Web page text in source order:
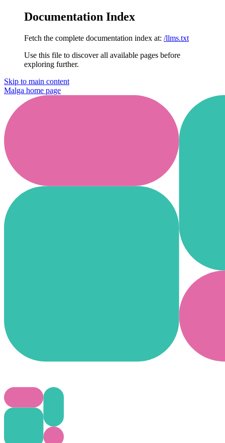
Documentation Index
Fetch the complete documentation index at: /llms.txt
Use this file to discover all available pages before
exploring further.
Skip to main content
Malga home page